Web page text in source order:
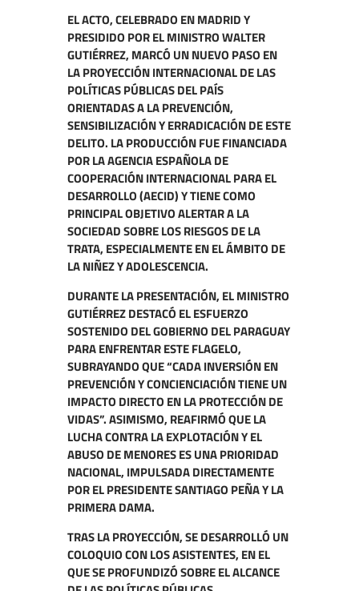
EL ACTO, CELEBRADO EN MADRID Y
PRESIDIDO POR EL MINISTRO WALTER
GUTIÉRREZ, MARCÓ UN NUEVO PASO EN
LA PROYECCIÓN INTERNACIONAL DE LAS
POLÍTICAS PÚBLICAS DEL PAÍS
ORIENTADAS A LA PREVENCIÓN,
SENSIBILIZACIÓN Y ERRADICACIÓN DE ESTE
DELITO. LA PRODUCCIÓN FUE FINANCIADA
POR LA AGENCIA ESPAÑOLA DE
COOPERACIÓN INTERNACIONAL PARA EL
DESARROLLO (AECID) Y TIENE COMO
PRINCIPAL OBJETIVO ALERTAR A LA
SOCIEDAD SOBRE LOS RIESGOS DE LA
TRATA, ESPECIALMENTE EN EL ÁMBITO DE
LA NIÑEZ Y ADOLESCENCIA.
DURANTE LA PRESENTACIÓN, EL MINISTRO
GUTIÉRREZ DESTACÓ EL ESFUERZO
SOSTENIDO DEL GOBIERNO DEL PARAGUAY
PARA ENFRENTAR ESTE FLAGELO,
SUBRAYANDO QUE “CADA INVERSIÓN EN
PREVENCIÓN Y CONCIENCIACIÓN TIENE UN
IMPACTO DIRECTO EN LA PROTECCIÓN DE
VIDAS”. ASIMISMO, REAFIRMÓ QUE LA
LUCHA CONTRA LA EXPLOTACIÓN Y EL
ABUSO DE MENORES ES UNA PRIORIDAD
NACIONAL, IMPULSADA DIRECTAMENTE
POR EL PRESIDENTE SANTIAGO PEÑA Y LA
PRIMERA DAMA.
TRAS LA PROYECCIÓN, SE DESARROLLÓ UN
COLOQUIO CON LOS ASISTENTES, EN EL
QUE SE PROFUNDIZÓ SOBRE EL ALCANCE